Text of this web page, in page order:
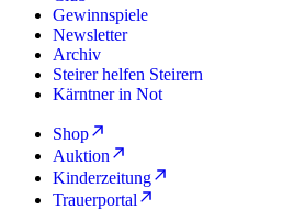
Gewinnspiele
Newsletter
Archiv
Steirer helfen Steirern
Kärntner in Not
Shop
Auktion
Kinderzeitung
Trauerportal